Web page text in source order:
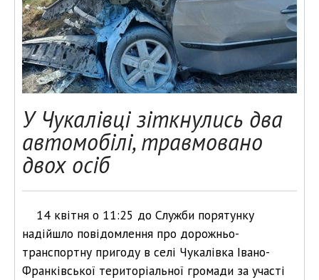
У Чукалівці зіткнулись два
автомобілі, травмовано
двох осіб
14 квітня о 11:25 до Служби порятунку
надійшло повідомлення про дорожньо-
транспортну пригоду в селі Чукалівка Івано-
Франківської територіальної громади за участі